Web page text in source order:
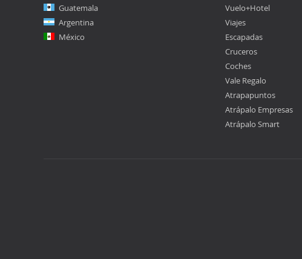
Guatemala
Argentina
México
Vuelo+Hotel
Viajes
Escapadas
Cruceros
Coches
Vale Regalo
Atrapapuntos
Atrápalo Empresas
Atrápalo Smart